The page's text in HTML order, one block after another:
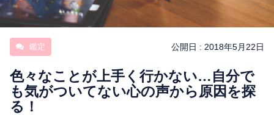
彼の気持ち 恋の行方 時期
今週の運勢 彼氏 片思い 結婚
相性
鑑定 公開日 : 2018年5月22日
色々なことが上手く行かない…自分で
も気がついてない心の声から原因を探
る！